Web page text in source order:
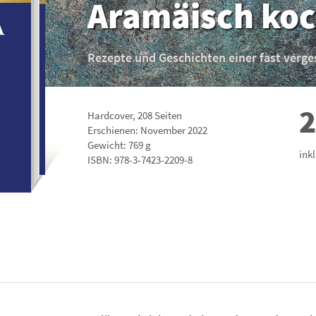
Aramäisch
Rezepte und Geschichten einer fast
Hardcover, 208 Seiten
Erschienen: November 2022
Gewicht: 769 g
ISBN: 978-3-7423-2209-8